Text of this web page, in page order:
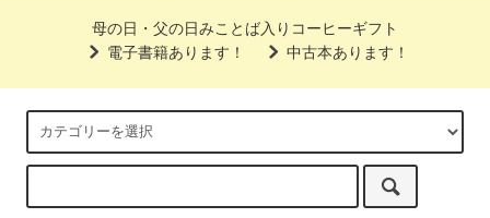
母の日・父の日みことば入りコーヒーギフト
電子書籍あります！
中古本あります！